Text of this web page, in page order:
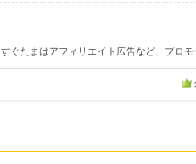
すぐたまはアフィリエイト広告など、プロ